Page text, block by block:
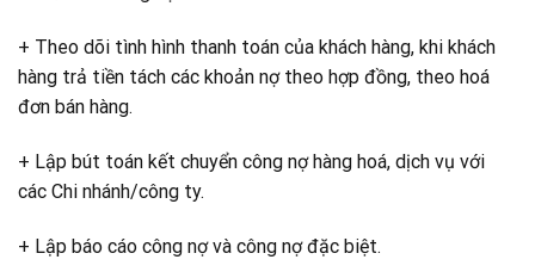
+ Theo dõi tình hình thanh toán của khách hàng, khi khách
hàng trả tiền tách các khoản nợ theo hợp đồng, theo hoá
đơn bán hàng.
+ Lập bút toán kết chuyển công nợ hàng hoá, dịch vụ với
các Chi nhánh/công ty.
+ Lập báo cáo công nợ và công nợ đặc biệt.